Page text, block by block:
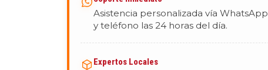
Asistencia personalizada vía WhatsApp
y teléfono las 24 horas del día.
Expertos Locales